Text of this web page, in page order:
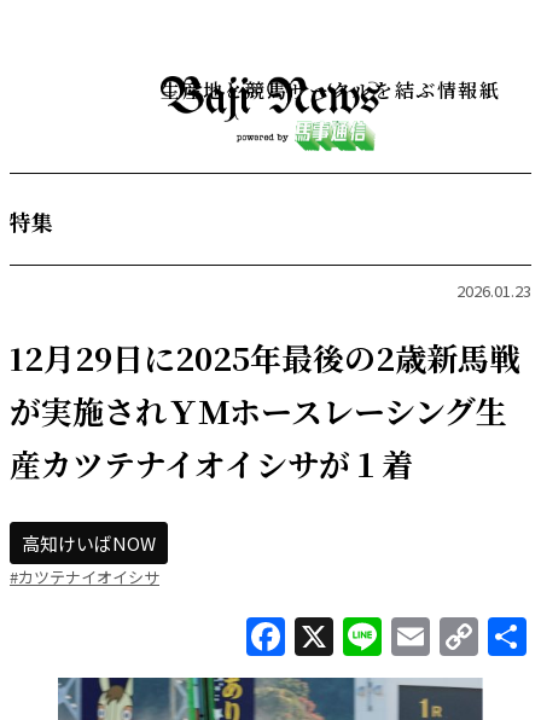
生産地と競馬サークルを結ぶ情報紙
特集
2026.01.23
12月29日に2025年最後の2歳新馬戦
が実施されＹＭホースレーシング生
産カツテナイオイシサが１着
高知けいばNOW
#カツテナイオイシサ
Facebook
X LineEmail